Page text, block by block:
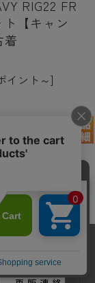
RIG22 FR
【キャン
着
イント～]